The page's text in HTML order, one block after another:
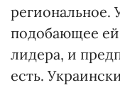
региональное.
подобающее ей
лидера, и
есть.